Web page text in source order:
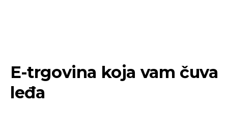
E-trgovina koja vam čuva
leđa